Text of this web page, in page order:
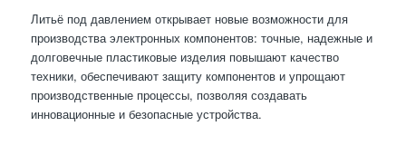
Литьё под давлением открывает новые возможности для
производства электронных компонентов: точные, надежные и
долговечные пластиковые изделия повышают качество
техники, обеспечивают защиту компонентов и упрощают
производственные процессы, позволяя создавать
инновационные и безопасные устройства.